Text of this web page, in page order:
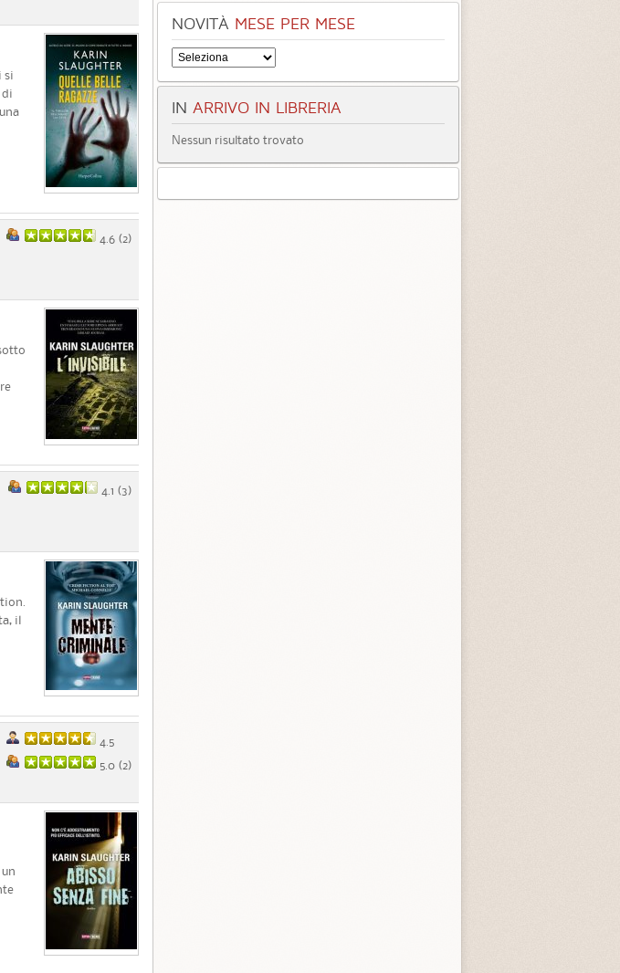
si
4.6 (2)
4.1 (3)
il
4.5
5.0 (2)
NOVITÀ MESE PER MESE
IN ARRIVO IN LIBRERIA
Nessun risultato trovato